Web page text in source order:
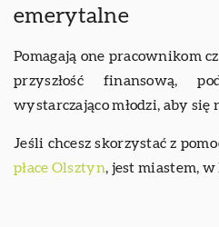
emerytalne
Pomagają one pracownikom
przyszłość finansową,
wystarczająco młodzi, aby się
Jeśli chcesz skorzystać z
płace Olsztyn, jest miastem,